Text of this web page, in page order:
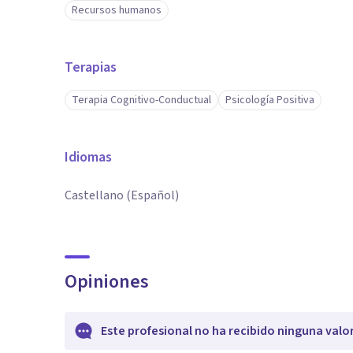
Recursos humanos
Terapias
Terapia Cognitivo-Conductual Psicología Positiva
Idiomas
Castellano (Español)
Opiniones
Este profesional no ha recibido ninguna